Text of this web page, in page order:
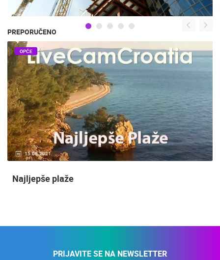
PREPORUČENO
15.06.2021.
OPĆE
Najljepše plaže
PRIJAVITE SE NA NEWSLETTER